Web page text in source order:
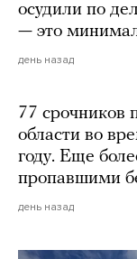
осудили по
— это
день назад
77 срочников
области во
году. Еще
пропавшими
день назад